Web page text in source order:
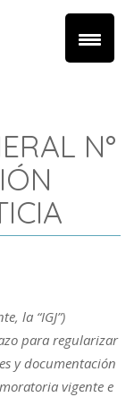
N°
la “IGJ”)
para regularizar
y documentación
vigente e